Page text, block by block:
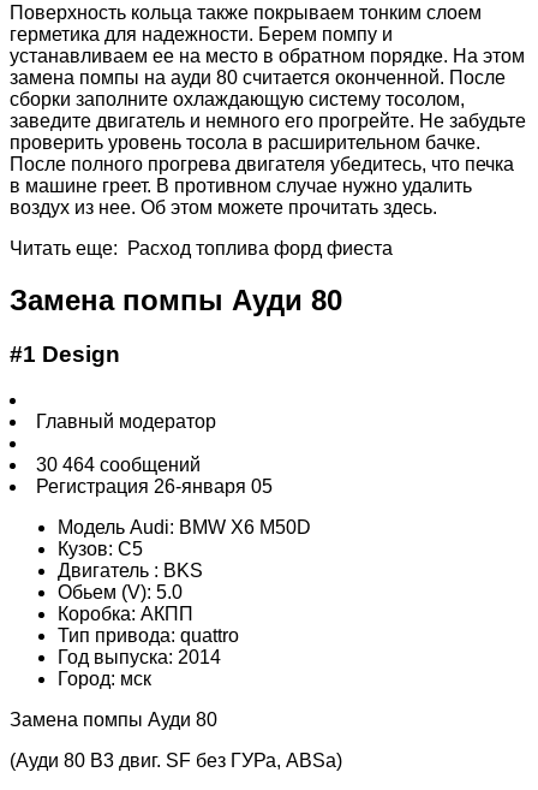
Поверхность кольца также покрываем тонким слоем
герметика для надежности. Берем помпу и
устанавливаем ее на место в обратном порядке. На этом
замена помпы на ауди 80 считается оконченной. После
сборки заполните охлаждающую систему тосолом,
заведите двигатель и немного его прогрейте. Не забудьте
проверить уровень тосола в расширительном бачке.
После полного прогрева двигателя убедитесь, что печка
в машине греет. В противном случае нужно удалить
воздух из нее. Об этом можете прочитать здесь.
Читать еще: Расход топлива форд фиеста
Замена помпы Ауди 80
#1 Design
Главный модератор
30 464 сообщений
Регистрация 26-января 05
Модель Audi: BMW X6 M50D
Кузов: C5
Двигатель : BKS
Обьем (V): 5.0
Коробка: АКПП
Тип привода: quattro
Год выпуска: 2014
Город: мск
Замена помпы Ауди 80
(Ауди 80 В3 двиг. SF без ГУРа, ABSа)